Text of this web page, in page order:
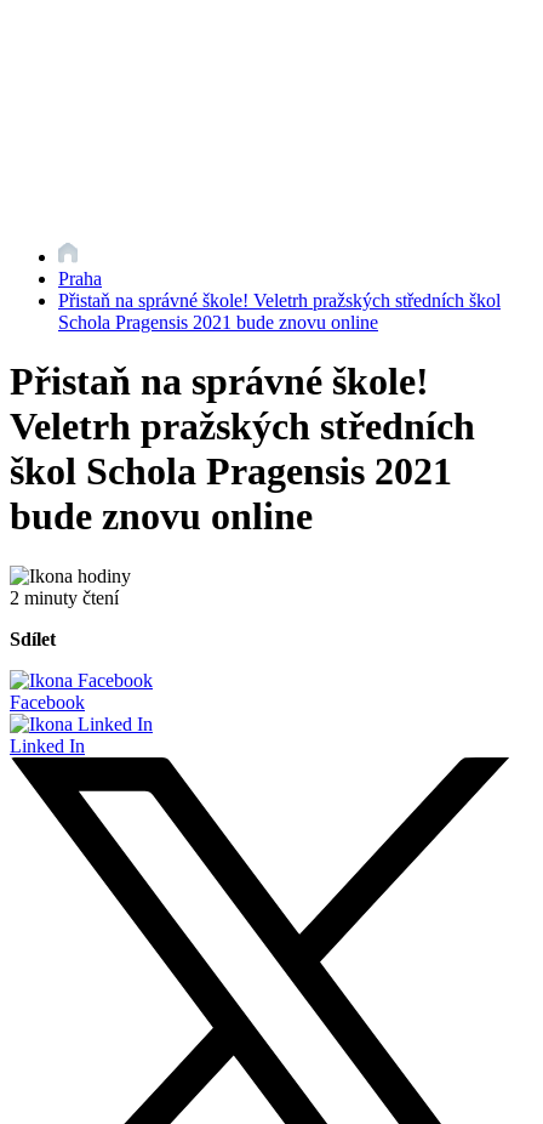
Praha
Přistaň na správné škole! Veletrh pražských středních škol
Schola Pragensis 2021 bude znovu online
Přistaň na správné škole!
Veletrh pražských středních
škol Schola Pragensis 2021
bude znovu online
2 minuty čtení
Sdílet
Facebook
Linked In